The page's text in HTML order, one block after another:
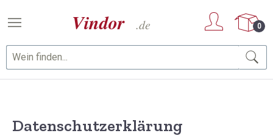
Zum Hauptinhalt springen
0
Datenschutzerklärung